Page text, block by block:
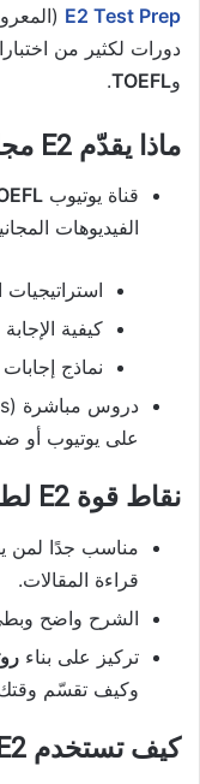
E2 Test Prep
وTOEFL
.
ماذا يقدّم E2 مجانًا لطلاب التوفل؟
قناة يوتيوب
الفيديوهات
استراتيجيات
كيفية
نماذج
على يوتيوب أو
نقاط قوة E2 لطلابنا
مناسب جدًا لمن
قراءة المقالات.
الشرح واضح
تركيز على بناء
وكيف تقسّم
كيف تستخدم E2 ضمن خطة تحضيرك؟